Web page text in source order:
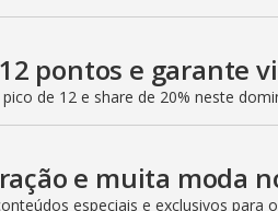
pontos e garante
de 12 e share de 20% neste
e muita moda
especiais e exclusivos para